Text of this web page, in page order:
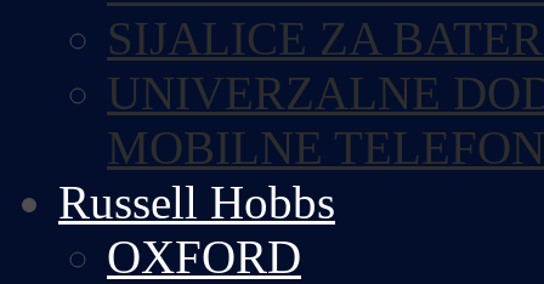
SIJALICE ZA
UNIVERZALNE
MOBILNE
Russell Hobbs
OXFORD